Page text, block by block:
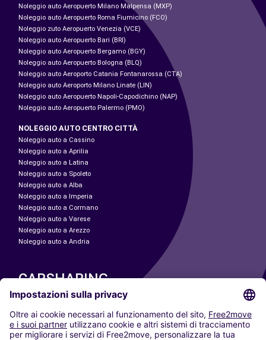
Noleggio auto Aeropuerto Milano Malpensa (MXP)
Noleggio auto Aeropuerto Roma Fiumicino (FCO)
Noleggio zuto Aeropuerto Venezia (VCE)
Noleggio auto Aeropuerto Bari (BRI)
Noleggio auto Aeropuerto Bergamo (BGY)
Noleggio auto Aeropuerto Bologna (BLQ)
Noleggio auto Aeroporto Catania Fontanarossa (CTA)
Noleggio auto Aeroporto Milano Linate (LIN)
Noleggio auto Aeropuerto Napoli-Capodichino (NAP)
Noleggio auto Aeropuerto Palermo (PMO)
NOLEGGIO AUTO CENTRO CITTÀ
Noleggio auto a Cassino
Noleggio auto a Aprilia
Noleggio auto a Latina
Noleggio auto a Spoleto
Noleggio auto a Alba
Noleggio auto a Imperia
Noleggio auto a Cormano
Noleggio auto a Varese
Noleggio auto a Arezzo
Noleggio auto a Andria
CARSHARING
LE NOSTRE CITTÀ
Paris
Madrid
Washington DC